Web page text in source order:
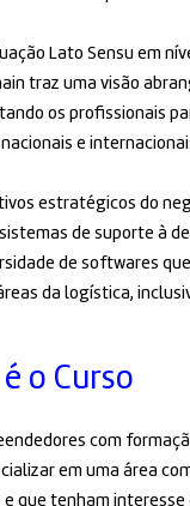
Lato Sensu em
traz uma visão
os profissionais
e
estratégicos do
de suporte à
de softwares
da logística,
é o Curso
com
em uma área
que tenham interesse